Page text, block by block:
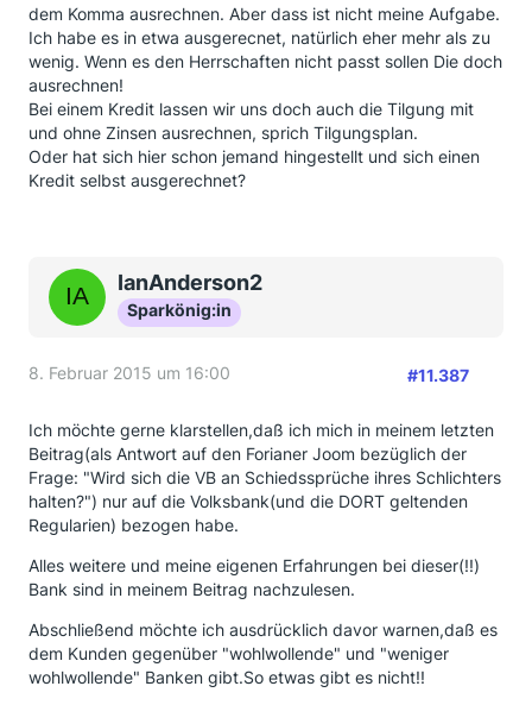
dem Komma ausrechnen. Aber dass ist nicht meine Aufgabe.
Ich habe es in etwa ausgerecnet, natürlich eher mehr als zu
wenig. Wenn es den Herrschaften nicht passt sollen Die doch
ausrechnen!
Bei einem Kredit lassen wir uns doch auch die Tilgung mit
und ohne Zinsen ausrechnen, sprich Tilgungsplan.
Oder hat sich hier schon jemand hingestellt und sich einen
Kredit selbst ausgerechnet?
IanAnderson2
Sparkönig:in
8. Februar 2015 um 16:00 #11.387
Ich möchte gerne klarstellen,daß ich mich in meinem letzten
Beitrag(als Antwort auf den Forianer Joom bezüglich der
Frage: "Wird sich die VB an Schiedssprüche ihres Schlichters
halten?") nur auf die Volksbank(und die DORT geltenden
Regularien) bezogen habe.
Alles weitere und meine eigenen Erfahrungen bei dieser(!!)
Bank sind in meinem Beitrag nachzulesen.
Abschließend möchte ich ausdrücklich davor warnen,daß es
dem Kunden gegenüber "wohlwollende" und "weniger
wohlwollende" Banken gibt.So etwas gibt es nicht!!